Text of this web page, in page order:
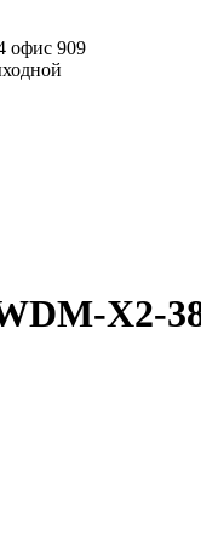
офис 909
X2-